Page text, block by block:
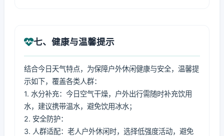
七、健康与温馨提示
结合今日天气特点，为保障户外休闲健康与安全，温馨提
示如下，覆盖各类人群：
1. 水分补充：今日空气干燥，户外出行需随时补充饮用
水，建议携带温水，避免饮用冰水；
2. 安全防护：
3. 人群适配：老人户外休闲时，选择低强度活动，避免